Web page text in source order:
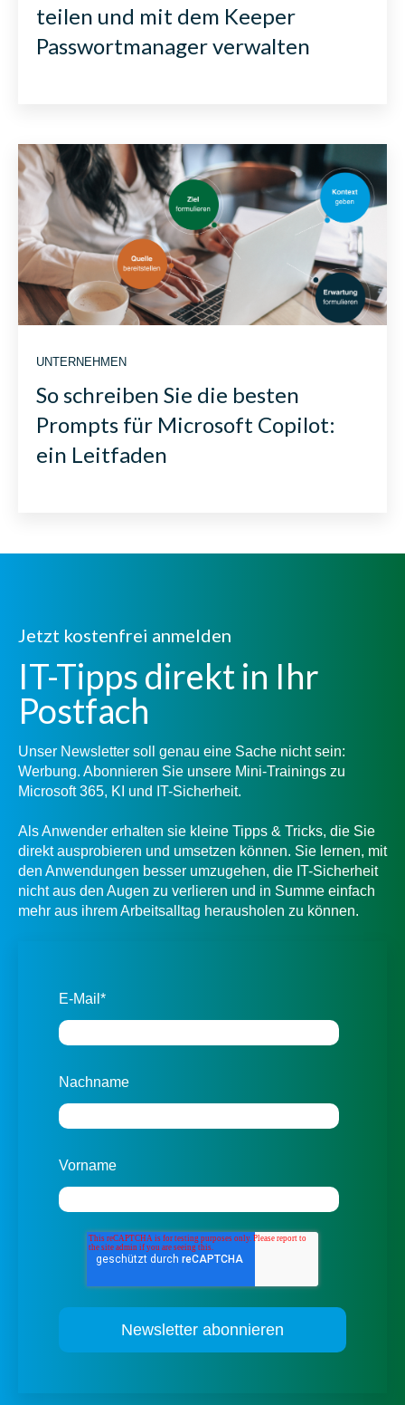
teilen und mit dem Keeper
Passwortmanager verwalten
UNTERNEHMEN
So schreiben Sie die besten
Prompts für Microsoft Copilot:
ein Leitfaden
Jetzt kostenfrei anmelden
IT-Tipps direkt in Ihr
Postfach
Unser Newsletter soll genau eine Sache nicht sein:
Werbung. Abonnieren Sie unsere Mini-Trainings zu
Microsoft 365, KI und IT-Sicherheit.
Als Anwender erhalten sie kleine Tipps & Tricks, die Sie
direkt ausprobieren und umsetzen können. Sie lernen, mit
den Anwendungen besser umzugehen, die IT-Sicherheit
nicht aus den Augen zu verlieren und in Summe einfach
mehr aus ihrem Arbeitsalltag herausholen zu können.
E-Mail *
Nachname
Vorname